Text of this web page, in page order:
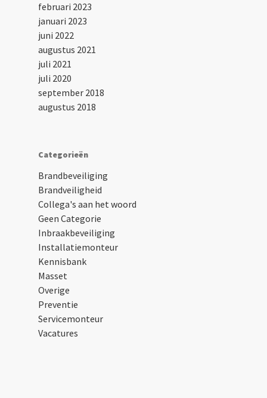
februari 2023
januari 2023
juni 2022
augustus 2021
juli 2021
juli 2020
september 2018
augustus 2018
Categorieën
Brandbeveiliging
Brandveiligheid
Collega's aan het woord
Geen Categorie
Inbraakbeveiliging
Installatiemonteur
Kennisbank
Masset
Overige
Preventie
Servicemonteur
Vacatures